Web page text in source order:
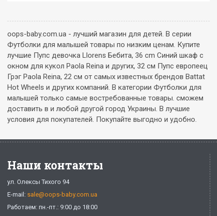
oops-baby.com.ua - лучший магазин для детей. В серии
Футболки для малышей товары по низким ценам. Купите
лучшие Пупс девочка Llorens Бебита, 36 cm Синий шкаф с
окном для кукол Paola Reina и других, 32 см Пупс европеец
Грэг Paola Reina, 22 см от самых известных брендов Battat
Hot Wheels и других компаний. В категории Футболки для
малышей только самые востребованные товары. сможем
доставить в и любой другой город Украины. В лучшие
условия для покупателей. Покупайте выгодно и удобно.
Наши контакты
ул. Олексы Тихого 94
E-mail: sale@oops-baby.com.ua
Работаем: пн.-пт.: 9:00 до 18:00